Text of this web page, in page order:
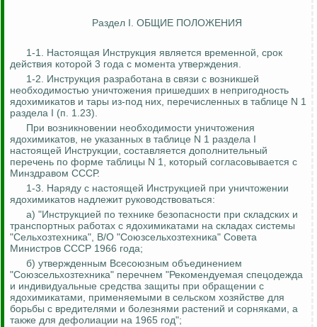
Раздел I. ОБЩИЕ ПОЛОЖЕНИЯ
1-1. Настоящая Инструкция является временной, срок
действия которой 3 года с момента утверждения.
1-2. Инструкция разработана в связи с возникшей
необходимостью уничтожения пришедших в непригодность
ядохимикатов и тары из-под них, перечисленных в таблице N 1
раздела I (п. 1.23).
При возникновении необходимости уничтожения
ядохимикатов, не указанных в таблице N 1 раздела I
настоящей Инструкции, составляется дополнительный
перечень по форме таблицы N 1, который согласовывается с
Минздравом СССР.
1-3. Наряду с настоящей Инструкцией при уничтожении
ядохимикатов надлежит руководствоваться:
а) "Инструкцией по технике безопасности при складских и
транспортных работах с ядохимикатами на складах системы
"Сельхозтехника", В/О "Союзсельхозтехника" Совета
Министров СССР 1966 года;
б) утвержденным Всесоюзным объединением
"Союзсельхозтехника" перечнем "Рекомендуемая спецодежда
и индивидуальные средства защиты при обращении с
ядохимикатами, применяемыми в сельском хозяйстве для
борьбы с вредителями и болезнями растений и сорняками, а
также для дефолиации на 1965 год";